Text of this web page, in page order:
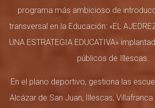
programa más ambicioso de
transversal en la Educación: «EL
UNA ESTRATEGIA EDUCATIVA»
públicos de Illescas.
En el plano deportivo, gestiona las
Alcázar de San Juan, Illescas,